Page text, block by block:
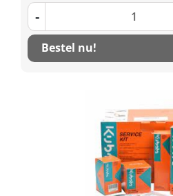
-
Bestel nu!